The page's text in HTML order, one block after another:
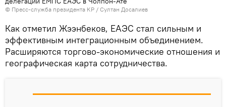
© Пресс-служба президента КР / Султан Досалиев
Как отметил Жээнбеков, ЕАЭС стал сильным и
эффективным интеграционным объединением.
Расширяются торгово-экономические отношения и
географическая карта сотрудничества.